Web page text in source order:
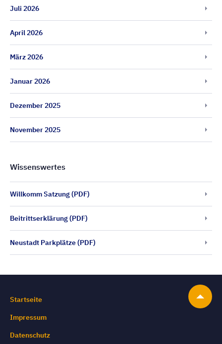
Juli 2026
April 2026
März 2026
Januar 2026
Dezember 2025
November 2025
Wissenswertes
Willkomm Satzung (PDF)
Beitrittserklärung (PDF)
Neustadt Parkplätze (PDF)
Startseite
Impressum
Datenschutz